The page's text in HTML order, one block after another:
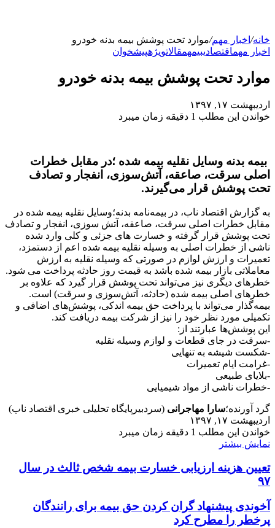
خانه/ اخبار مهم/موارد تحت پوشش بیمه بدنه خودرو
اخبار مهماقتصادیبیمهمقالاتویژهپیشخوان
موارد تحت پوشش بیمه بدنه خودرو
اردیبهشت ۱۷, ۱۳۹۷
خواندن این مطلب 1 دقیقه زمان میبرد
بیمه بدنه وسایل نقلیه بیمه شده ؛در مقابل خطرات
اصلی سرقت، صاعقه، آتش‌سوزی، انفجار و تصادف
تحت پوشش قرار می‌گیرند.
به گزارش اقتصاد ناب، در بیمه‌نامه بدنه؛وسایل نقلیه بیمه شده در
مقابل خطرات اصلی سرقت، صاعقه، آتش سوزی، انفجار و تصادف
تحت پوشش قرار گرفته و خسارت های جزئی و کلی وارد شده
ناشی از خطرات اصلی به وسیله نقلیه بیمه شده اعم از دستمزد،
تعمیرات و ارزش لوازم در صورتی که وسیله نقلیه به ارزش
معاملاتی بازار بیمه شده باشد به قیمت روز حادثه پرداخت می شود.
خطرهای دیگری نیز می‌تواند تحت پوشش قرار گیرد که علاوه بر
خطرهای اصلی بیمه شده (حادثه، آتش‌سوزی و سرقت) است.
بیمه‌گذار می‌تواند با پرداخت حق بیمه اندکی، پوشش‌های اضافی و
تکمیلی مورد نظر خود را نیز از شرکت بیمه دریافت کند.
این پوشش‌ها عبارتند از:
-سرقت در جای قطعات و لوازم وسیله نقلیه
-شکست شیشه به تنهایی
-غرامت ایام تعمیرات
-بلایای طبیعی
-خطرات ناشی از مواد شیمیایی
گرد آورنده؛سارا مهاجرانی (سردبیرپایگاه تحلیلی خبری اقتصاد ناب)
اردیبهشت ۱۷, ۱۳۹۷
خواندن این مطلب 1 دقیقه زمان میبرد
نمایش بیشتر
تعیین هزینه ارزیابی خسارت بیمه شخص ثالث در سال
۹۷
آخوندی پیشنهاد گران کردن حق بیمه برای رانندگان
پرخطر را مطرح کرد